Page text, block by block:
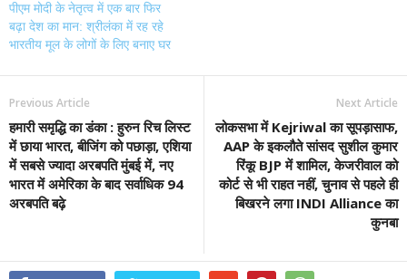
पीएम मोदी के नेतृत्व में एक बार फिर
बढ़ा देश का मान: श्रीलंका में रह रहे
भारतीय मूल के लोगों के लिए बनाए घर
Previous Article
हमारी समृद्धि का डंका : हुरुन रिच लिस्ट
में छाया भारत, बीजिंग को पछाड़ा, एशिया
में सबसे ज्यादा अरबपति मुंबई में, नए
भारत में अमेरिका के बाद सर्वाधिक 94
अरबपति बढ़े
Next Article
लोकसभा में Kejriwal का सूपड़ासाफ,
AAP के इकलौते सांसद सुशील कुमार
रिंकू BJP में शामिल, केजरीवाल को
कोर्ट से भी राहत नहीं, चुनाव से पहले ही
बिखरने लगा INDI Alliance का
कुनबा